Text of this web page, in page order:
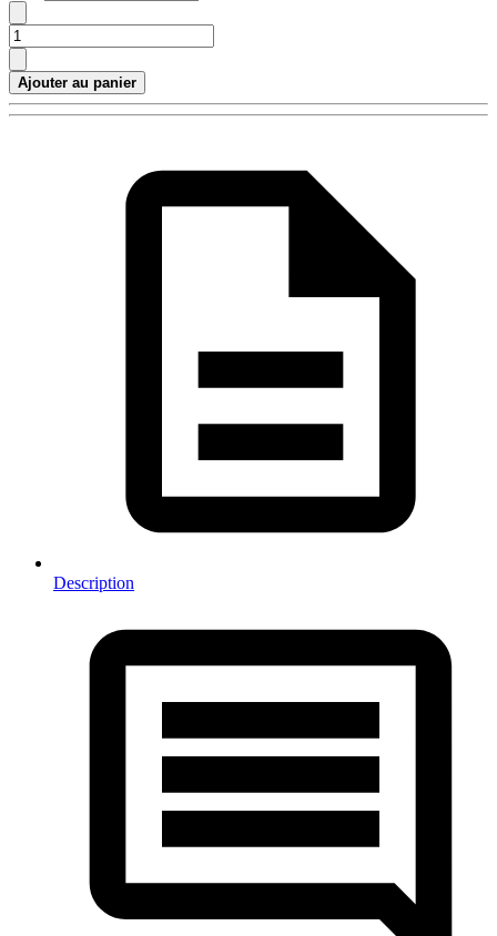
Ajouter au panier
Description